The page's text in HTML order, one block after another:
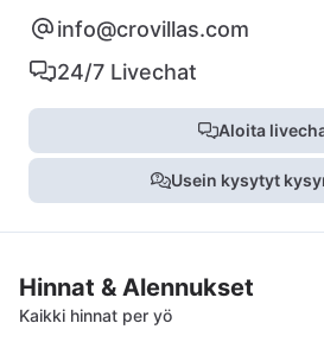
info@crovillas.com
24/7 Livechat
Aloita
Usein kysytyt
Hinnat & Alennukset
Kaikki hinnat per yö